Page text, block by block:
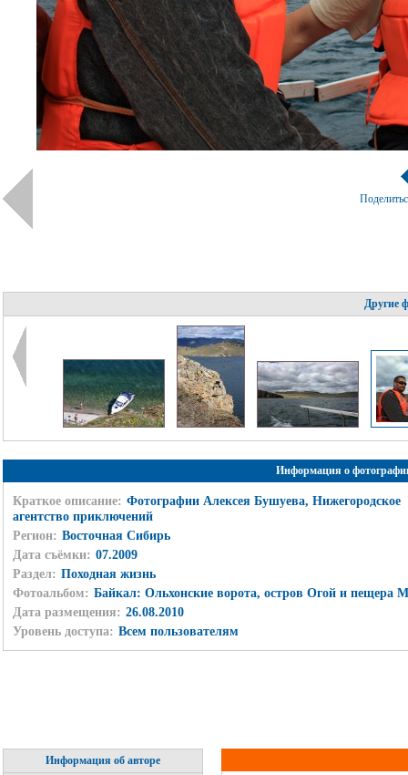
Другие
Информация о
Краткое описание: Фотографии Алексея Бушуева, Нижегородское
агентство приключений
Регион: Восточная Сибирь
Дата съёмки: 07.2009
Раздел: Походная жизнь
Фотоальбом: Байкал: Ольхонские ворота, остров Огой и пещера
Дата размещения: 26.08.2010
Уровень доступа: Всем пользователям
Информация об авторе